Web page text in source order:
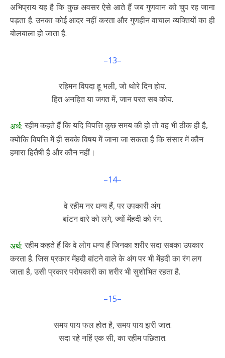
अभिप्राय यह है कि कुछ अवसर ऐसे आते हैं जब गुणवान को चुप रह जाना
पड़ता है. उनका कोई आदर नहीं करता और गुणहीन वाचाल व्यक्तियों का ही
बोलबाला हो जाता है.
–13–
रहिमन विपदा हू भली, जो थोरे दिन होय.
हित अनहित या जगत में, जान परत सब कोय.
अर्थ:रहीम कहते हैं कि यदि विपत्ति कुछ समय की हो तो वह भी ठीक ही है,
क्योंकि विपत्ति में ही सबके विषय में जाना जा सकता है कि संसार में कौन
हमारा हितैषी है और कौन नहीं।
–14–
वे रहीम नर धन्य हैं, पर उपकारी अंग.
बांटन वारे को लगे, ज्यों मेंहदी को रंग.
अर्थ:रहीम कहते हैं कि वे लोग धन्य हैं जिनका शरीर सदा सबका उपकार
करता है. जिस प्रकार मेंहदी बांटने वाले के अंग पर भी मेंहदी का रंग लग
जाता है, उसी प्रकार परोपकारी का शरीर भी सुशोभित रहता है.
–15–
समय पाय फल होत है, समय पाय झरी जात.
सदा रहे नहिं एक सी, का रहीम पछितात.